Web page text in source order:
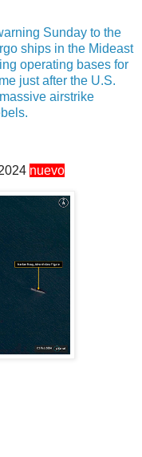
Sunday to the
ships in the Mideast
operating bases for
just after the U.S.
airstrike
nuevo